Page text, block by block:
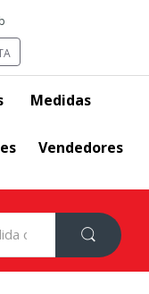
Medidas
Vendedores